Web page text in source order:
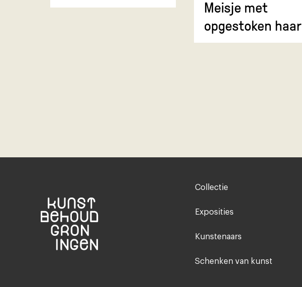
Meisje met
opgestoken haar
Footer-
Collectie
Exposities
Kunstenaars
Schenken van kunst